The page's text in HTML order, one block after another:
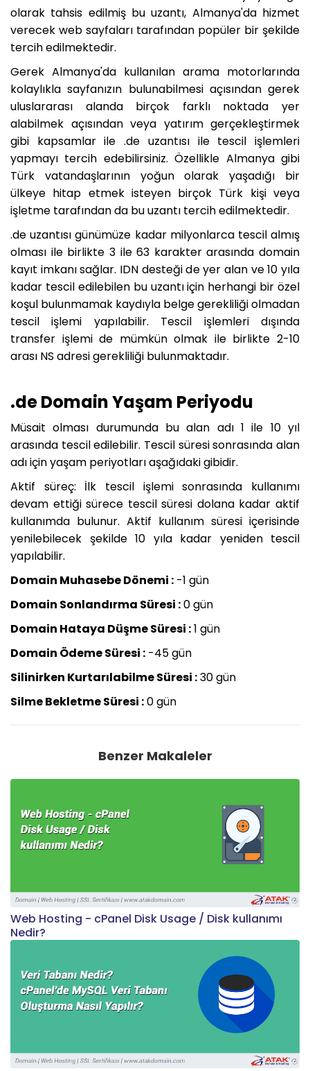
olarak tahsis edilmiş bu uzantı, Almanya'da hizmet
verecek web sayfaları tarafından popüler bir şekilde
tercih edilmektedir.
Gerek Almanya'da kullanılan arama motorlarında
kolaylıkla sayfanızın bulunabilmesi açısından gerek
uluslararası alanda birçok farklı noktada yer
alabilmek açısından veya yatırım gerçekleştirmek
gibi kapsamlar ile .de uzantısı ile tescil işlemleri
yapmayı tercih edebilirsiniz. Özellikle Almanya gibi
Türk vatandaşlarının yoğun olarak yaşadığı bir
ülkeye hitap etmek isteyen birçok Türk kişi veya
işletme tarafından da bu uzantı tercih edilmektedir.
.de uzantısı günümüze kadar milyonlarca tescil almış
olması ile birlikte 3 ile 63 karakter arasında domain
kayıt imkanı sağlar. IDN desteği de yer alan ve 10 yıla
kadar tescil edilebilen bu uzantı için herhangi bir özel
koşul bulunmamak kaydıyla belge gerekliliği olmadan
tescil işlemi yapılabilir. Tescil işlemleri dışında
transfer işlemi de mümkün olmak ile birlikte 2-10
arası NS adresi gerekliliği bulunmaktadır.
.de Domain Yaşam Periyodu
Müsait olması durumunda bu alan adı 1 ile 10 yıl
arasında tescil edilebilir. Tescil süresi sonrasında alan
adı için yaşam periyotları aşağıdaki gibidir.
Aktif süreç: İlk tescil işlemi sonrasında kullanımı
devam ettiği sürece tescil süresi dolana kadar aktif
kullanımda bulunur. Aktif kullanım süresi içerisinde
yenilebilecek şekilde 10 yıla kadar yeniden tescil
yapılabilir.
Domain Muhasebe Dönemi : -1 gün
Domain Sonlandırma Süresi :0 gün
Domain Hataya Düşme Süresi :1 gün
Domain Ödeme Süresi : -45 gün
Silinirken Kurtarılabilme Süresi :30 gün
Silme Bekletme Süresi :0 gün
Benzer Makaleler
Web Hosting - cPanel Disk Usage / Disk kullanımı
Nedir?